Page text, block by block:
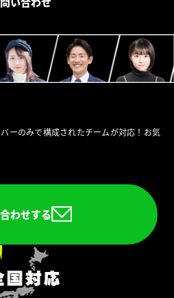
ーのみで構成されたチームが対応！お気
わせする